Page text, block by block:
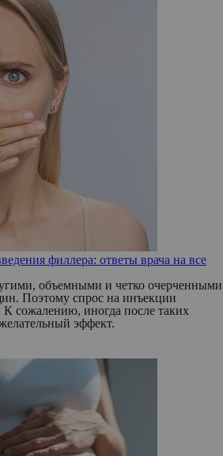
филлера: ответы врача на все
объемными и четко очерченными
Поэтому спрос на инъекции
К сожалению, иногда после таких
эффект.